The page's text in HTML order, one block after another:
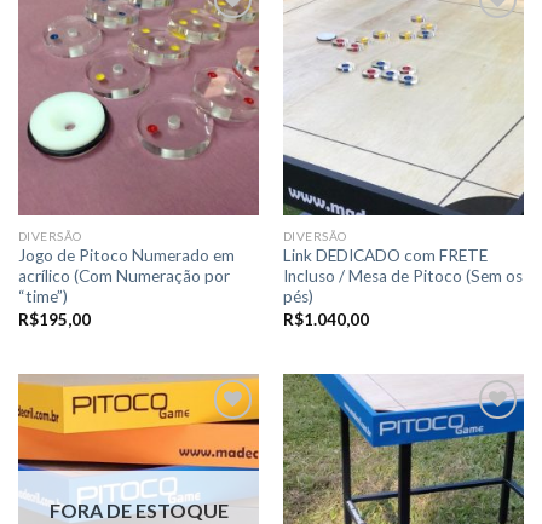
Adicionar
a lista de
desejos
DIVERSÃO
Jogo de Pitoco Numerado em
acrílico (Com Numeração por
“time”)
R$195,00
DIVERSÃO
Link DEDICADO com FRETE
Incluso / Mesa de Pitoco (Sem os
pés)
R$1.040,00
a lista de
desejos
FORA DE ESTOQUE
Adicionar
a lista de
desejos